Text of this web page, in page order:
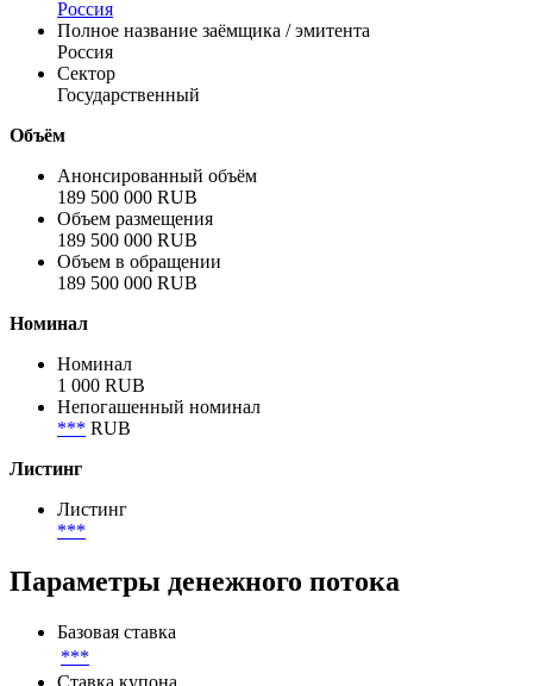
Вся доступная информация об организации в системе
Seldon.Basis Перейти
Эмитент
Россия
Полное название заёмщика / эмитента
Россия
Государственный
Объём
Анонсированный объём
189 500 000 RUB
189 500 000 RUB
189 500 000 RUB
Номинал
1 000 RUB
***RUB
Листинг
Параметры денежного потока